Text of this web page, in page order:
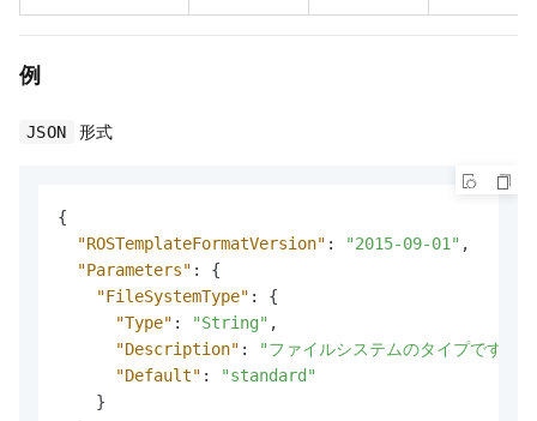
例
JSON 形式
{
"ROSTemplateFormatVersion" : "2015-09-01" ,
"Parameters" :
{
"FileSystemType" :
{
"Type" : "String" ,
"Description" :
"ファイルシステムのタイプです
"Default" :
"standard"
}